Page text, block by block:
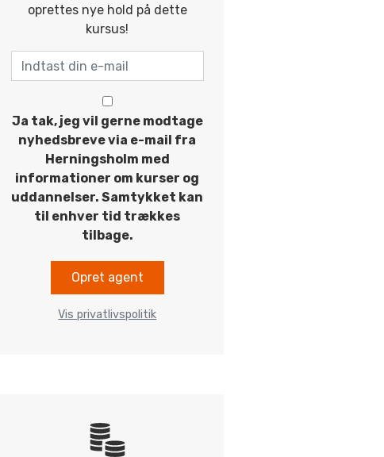
oprettes nye hold på dette
kursus!
Ja tak, jeg vil gerne modtage
nyhedsbreve via e-mail fra
Herningsholm med
informationer om kurser og
uddannelser. Samtykket kan
til enhver tid trækkes
tilbage.
Opret agent
Vis privatlivspolitik